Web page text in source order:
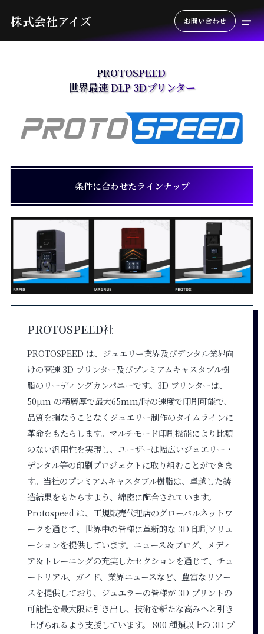
株式会社アイズ お問い合わせ
PROTOSPEED
世界最速 DLP 3Dプリンター
条件に合わせたラインナップ
PROTOSPEED社
PROTOSPEED は、ジュエリー業界及びデンタル業界向
けの高速 3D プリンター及びプレミアムキャスタブル樹
脂のリーディングカンパニーです。3D プリンターは、
50µm の積層厚で最大65mm/時の速度で印刷可能で、
品質を損なうことなくジュエリー制作のタイムラインに
革命をもたらします。マルチモード印刷機能により比類
のない汎用性を実現し、ユーザーは幅広いジュエリー・
デンタル等の印刷プロジェクトに取り組むことができま
す。当社のプレミアムキャスタブル樹脂は、卓越した鋳
造結果をもたらすよう、綿密に配合されています。
Protospeed は、正規販売代理店のグローバルネットワ
ークを通じて、世界中の皆様に革新的な 3D 印刷ソリュ
ーションを提供しています。ニュース＆ブログ、メディ
ア＆トレーニングの充実したセクションを通じて、チュ
ートリアル、ガイド、業界ニュースなど、豊富なリソー
スを提供しており、ジュエラーの皆様が 3D プリントの
可能性を最大限に引き出し、技術を新たな高みへと引き
上げられるよう支援しています。 800 種類以上の 3D プ